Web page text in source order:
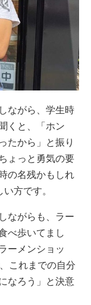
ながら、学生時
くと、「ホン
たから」と振り
ょっと勇気の要
の名残かもしれ
方です。
ながらも、ラー
べ歩いてまし
ーメンショッ
これまでの自分
なろう」と決意